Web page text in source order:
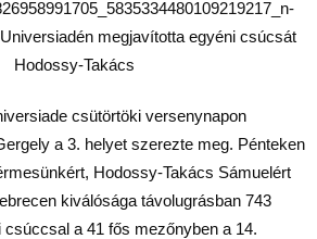
csütörtöki versenynapon
a 3. helyet szerezte meg. Pénteken
Hodossy-Takács Sámuelért
kiválósága távolugrásban 743
a 41 fős mezőnyben a 14.